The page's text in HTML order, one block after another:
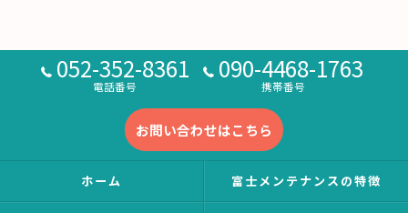
052-352-8361
電話番号
090-4468-1763
携帯番号
お問い合わせはこちら
ホーム 富士メンテナンスの特徴